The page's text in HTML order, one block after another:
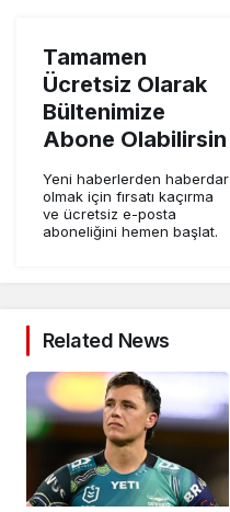
Tamamen
Ücretsiz Olarak
Bültenimize
Abone Olabilirsin
Yeni haberlerden haberdar
olmak için fırsatı kaçırma
ve ücretsiz e-posta
aboneliğini hemen başlat.
Related News